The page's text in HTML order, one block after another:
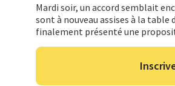
Mardi soir, un accord semblait
sont à nouveau assises à la table
finalement présenté une